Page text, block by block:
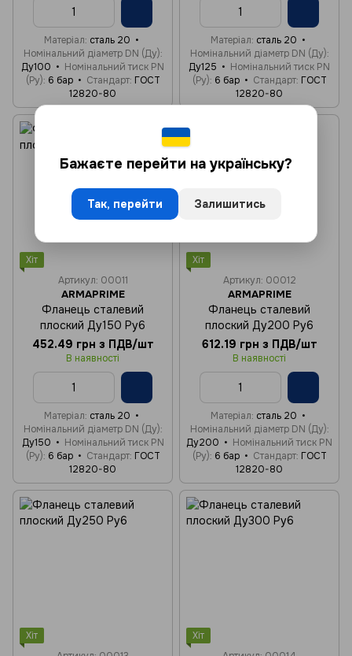
Матеріал сталь 20
Номінальний діаметр DN (Ду)
Ду100
Номінальний тиск PN
(Ру) 6 бар Стандарт ГОСТ
12820-80
Матеріал сталь 20
Номінальний діаметр DN (Ду)
Ду125
Номінальний тиск PN
(Ру) 6 бар Стандарт ГОСТ
12820-80
Хіт
Артикул: 00011
ARMAPRIME
Фланець сталевий
плоский Ду150 Ру6
452.49 грн з ПДВ/шт
В наявності
Матеріал сталь 20
Номінальний діаметр DN (Ду)
Ду150
Номінальний тиск PN
(Ру) 6 бар Стандарт ГОСТ
12820-80
Хіт
Артикул: 00012
ARMAPRIME
Фланець сталевий
плоский Ду200 Ру6
612.19 грн з ПДВ/шт
В наявності
Матеріал сталь 20
Номінальний діаметр DN (Ду)
Ду200
Номінальний тиск PN
(Ру) 6 бар Стандарт ГОСТ
12820-80
Хіт
Хіт
Бажаєте перейти на українську?
Так, перейти Залишитись